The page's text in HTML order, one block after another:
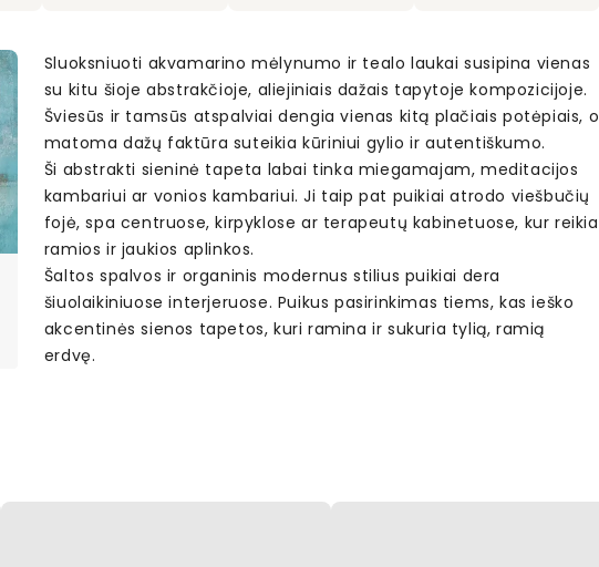
Sluoksniuoti akvamarino mėlynumo ir tealo laukai susipina vienas
su kitu šioje abstrakčioje, aliejiniais dažais tapytoje kompozicijoje.
Šviesūs ir tamsūs atspalviai dengia vienas kitą plačiais potėpiais, o
matoma dažų faktūra suteikia kūriniui gylio ir autentiškumo.
Ši abstrakti sieninė tapeta labai tinka miegamajam, meditacijos
kambariui ar vonios kambariui. Ji taip pat puikiai atrodo viešbučių
fojė, spa centruose, kirpyklose ar terapeutų kabinetuose, kur reikia
ramios ir jaukios aplinkos.
Šaltos spalvos ir organinis modernus stilius puikiai dera
šiuolaikiniuose interjeruose. Puikus pasirinkimas tiems, kas ieško
akcentinės sienos tapetos, kuri ramina ir sukuria tylią, ramią
erdvę.